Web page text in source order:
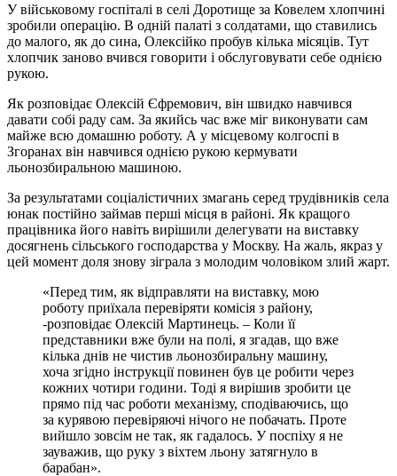
У військовому госпіталі в селі Доротище за Ковелем хлопчині
зробили операцію. В одній палаті з солдатами, що ставились
до малого, як до сина, Олексійко пробув кілька місяців. Тут
хлопчик заново вчився говорити і обслуговувати себе однією
рукою.
Як розповідає Олексій Єфремович, він швидко навчився
давати собі раду сам. За якийсь час вже міг виконувати сам
майже всю домашню роботу. А у місцевому колгоспі в
Згоранах він навчився однією рукою кермувати
льонозбиральною машиною.
За результатами соціалістичних змагань серед трудівників села
юнак постійно займав перші місця в районі. Як кращого
працівника його навіть вирішили делегувати на виставку
досягнень сільського господарства у Москву. На жаль, якраз у
цей момент доля знову зіграла з молодим чоловіком злий жарт.
«Перед тим, як відправляти на виставку, мою
роботу приїхала перевіряти комісія з району,
-розповідає Олексій Мартинець. – Коли її
представники вже були на полі, я згадав, що вже
кілька днів не чистив льонозбиральну машину,
хоча згідно інструкції повинен був це робити через
кожних чотири години. Тоді я вирішив зробити це
прямо під час роботи механізму, сподіваючись, що
за курявою перевіряючі нічого не побачать. Проте
вийшло зовсім не так, як гадалось. У поспіху я не
зауважив, що руку з віхтем льону затягнуло в
барабан».